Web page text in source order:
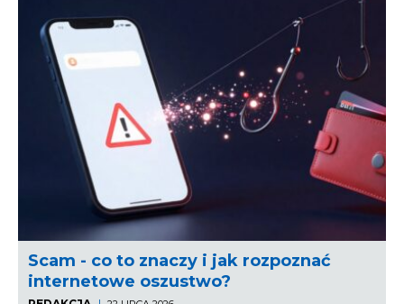
Scam - co to znaczy i jak rozpoznać
internetowe oszustwo?